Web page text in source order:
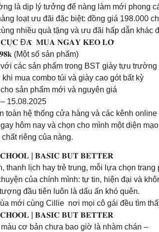
là dịp lý tưởng để nàng làm mới phong
loạt ưu đãi đặc biệt: đồng giá 198.000
nhiều quà tặng và ưu đãi hấp dẫn khác
𝐂𝐔̛̣𝐂 Đ𝐀̃ 𝐌𝐔𝐀 𝐍𝐆𝐀𝐘 𝐊𝐄̉𝐎 𝐋𝐎̛̃
(Một số sản phẩm)
các sản phẩm trong BST giày tựu trường
mua combo túi và giày cao gót bất kỳ
sản phẩm mới và nguyên giá
15.08.2025
toàn hệ thống cửa hàng và các kênh
hôm nay và chọn cho mình một diện
chất riêng của nàng.
| 𝐁𝐀𝐒𝐈𝐂 𝐁𝐔𝐓 𝐁𝐄𝐓𝐓𝐄𝐑
thanh lịch hay trẻ trung, mỗi lựa chọn
của chính mình: tự tin, hiện đại và
đầu tiên luôn là dấu ấn khó quên.
mới cùng Cillie nơi mọi cô gái đều tìm
| 𝐁𝐀𝐒𝐈𝐂 𝐁𝐔𝐓 𝐁𝐄𝐓𝐓𝐄𝐑
cơ bản chưa bao giờ là nhàm chán –